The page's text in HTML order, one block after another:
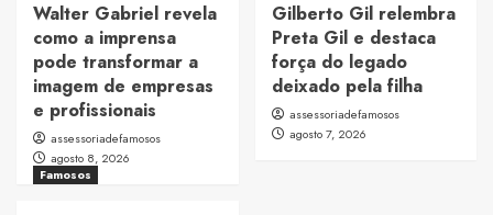
Walter Gabriel revela
como a imprensa
pode transformar a
imagem de empresas
e profissionais
assessoriadefamosos
agosto 8, 2026
Gilberto Gil relembra
Preta Gil e destaca
força do legado
deixado pela filha
assessoriadefamosos
agosto 7, 2026
Famosos